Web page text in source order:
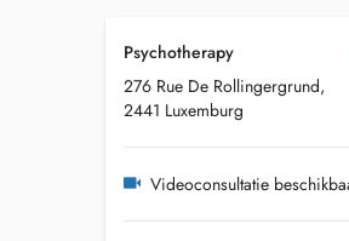
Psychotherapy
276 Rue De Rollingergrund,
2441 Luxemburg
Videoconsultatie